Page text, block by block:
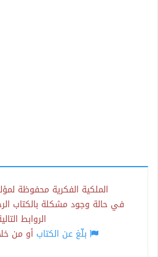
الملكية الفكرية محفوظة
في حالة وجود مشكلة بالكتاب
الروابط
بلّغ عن الكتاب أو من